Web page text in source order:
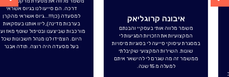
איבונה קרוגליאק
משמר מלווה אותי בעסקיי והבנתם
המקצועיות את הזכויות המגיעות לי
במסגרת עיסוקי סייעה לי בסוגיות מיסויות
שונות. השירות המקצועי שקיבלתי
ממשמר זה מה שגרם לי להישאר איתם
למעלה מ 15 שנה.
מרקט
משמר מלווה את מסעדת מרקט מתחילת
דרכה. הם סייעו לנו בגיוס אשראי
למסעדה (כן!!!...גיוס אשראי מהקרן